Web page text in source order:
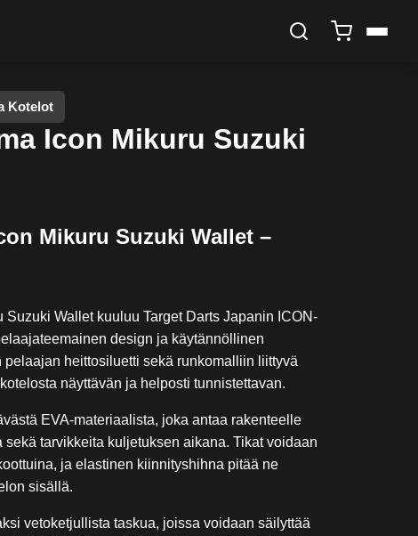
Kotelot
Icon Mikuru Suzuki
Mikuru Suzuki Wallet –
Suzuki Wallet kuuluu Target Darts Japanin ICON-
design ja käytännöllinen
heittosiluetti sekä runkomalliin liittyvä
näyttävän ja helposti tunnistettavan.
EVA-materiaalista, joka antaa rakenteelle
tarvikkeita kuljetuksen aikana. Tikat voidaan
ja elastinen kiinnityshihna pitää ne
sisällä.
vetoketjullista taskua, joissa voidaan säilyttää